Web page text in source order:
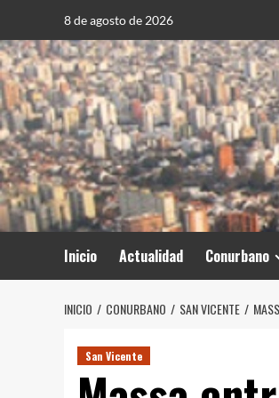
contenido
8 de agosto de 2026
Inicio Actualidad Conurbano
INICIO CONURBANO SAN VICENTE
San Vicente